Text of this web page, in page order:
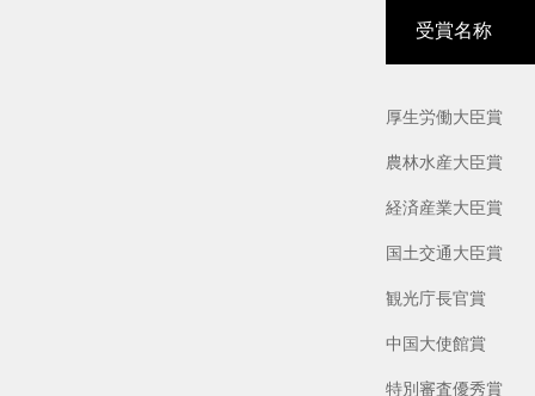
受賞名称
厚生労働大臣賞
農林水産大臣賞
経済産業大臣賞
国土交通大臣賞
観光庁長官賞
中国大使館賞
特別審査優秀賞